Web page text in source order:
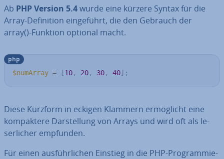
Ab PHP Version 5.4wurde eine kürzere Syntax für die
Array-De­fi­ni­ti­on ein­ge­führt, die den Gebrauch der
array()-Funktion optional macht.
$numArray = [10, 20, 30, 40] ;
php
Diese Kurzform in eckigen Klammern er­mög­licht eine
kom­pak­te­re Dar­stel­lung von Arrays und wird oft als le­
ser­li­cher empfunden.
Für einen aus­führ­li­chen Einstieg in die PHP-Pro­gram­mie­